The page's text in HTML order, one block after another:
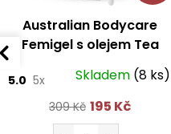
Australian Bodycare
Femigel s olejem Tea
5.0 5x Skladem (8 ks)
309 Kč 195 Kč